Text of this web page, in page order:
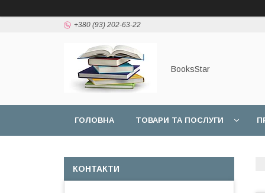
+380 (93) 202-63-22
BooksStar
ГОЛОВНА ТОВАРИ ТА ПОСЛУГИ
КОНТАКТИ